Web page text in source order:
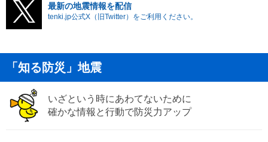
最新の地震情報を配信
tenki.jp公式X（旧Twitter）をご利用ください。
「知る防災」地震
いざという時にあわてないために
確かな情報と行動で防災力アップ